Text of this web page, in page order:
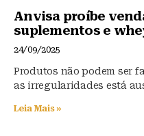
Anvisa proíbe
suplementos e
24/09/2025
Produtos não podem ser
as irregularidades está
Leia Mais »